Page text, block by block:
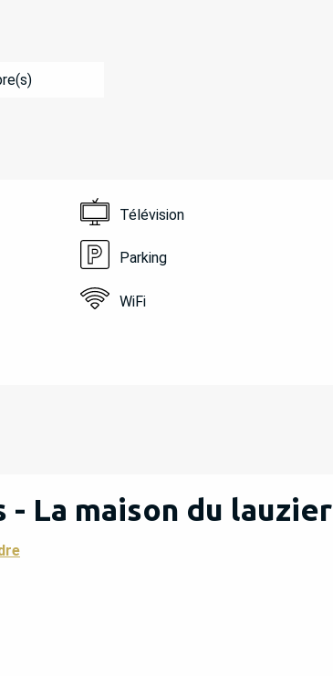
Télévision
Parking
WiFi
- La maison du lauzier